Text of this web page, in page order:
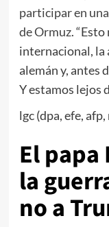
participar en
de Ormuz.
internacional, la
alemán y, antes
Y estamos lejos
lgc (dpa, efe,
El papa
la
no a